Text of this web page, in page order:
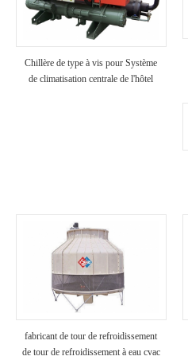
Chillère de type à vis pour Système
de climatisation centrale de l'hôtel
fabricant de tour de refroidissement
de tour de refroidissement à eau cvac